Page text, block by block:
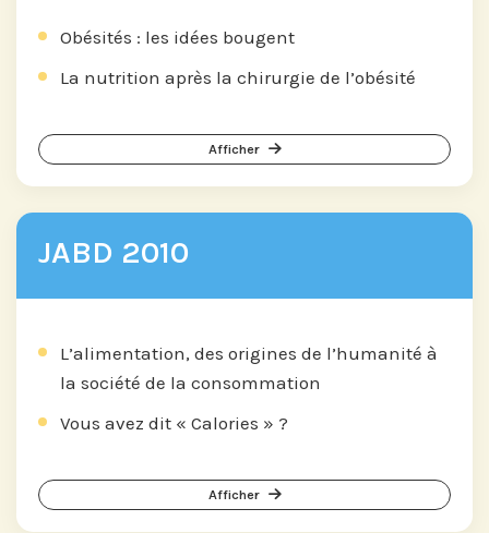
Obésités : les idées bougent
La nutrition après la chirurgie de l’obésité
Afficher
JABD 2010
L’alimentation, des origines de l’humanité à
la société de la consommation
Vous avez dit « Calories » ?
Afficher